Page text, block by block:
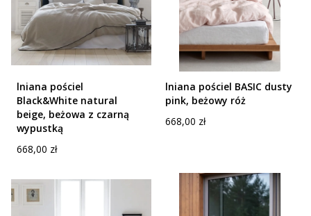
lniana pościel
Black&White natural
beige, beżowa z czarną
wypustką
Cena
668,00 zł
lniana pościel BASIC dusty
pink, beżowy róż
Cena
668,00 zł